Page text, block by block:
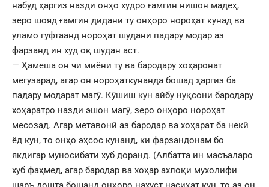
набуд ҳаргиз назди онҳо худро ғамгин нишон мадеҳ,
зеро шояд ғамгин дидани ту онҳоро нороҳат кунад ва
уламо гуфтаанд нороҳат шудани падару модар аз
фарзанд ин худ оқ шудан аст.
— Ҳамеша он чи миёни ту ва бародару хоҳаронат
мегузарад, агар он нороҳаткунанда бошад ҳаргиз ба
падару модарат магӯ. Кӯшиш кун айбу нуқсони бародару
хоҳаратро назди эшон магӯ, зеро онҳоро нороҳат
месозад. Агар метавонӣ аз бародар ва хоҳарат ба некӣ
ёд кун, то онҳо эҳсос кунанд, ки фарзандонам бо
якдигар муносибати хуб доранд. (Албатта ин масъаларо
хуб фаҳмед, агар бародар ва хоҳар ахлоқи мухолифи